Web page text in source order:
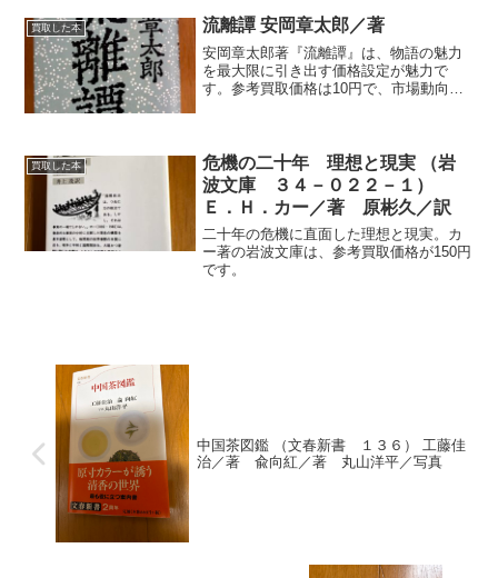
買取した本 流離譚 安岡章太郎／著
安岡章太郎著『流離譚』は、物語の魅力
を最大限に引き出す価格設定が魅力で
す。参考買取価格は10円で、市場動向に
買取した本
危機の二十年 理想と現実 （岩
波文庫 ３４－０２２－１）
Ｅ．Ｈ．カー／著 原彬久／訳
二十年の危機に直面した理想と現実。カ
ー著の岩波文庫は、参考買取価格が150円
です。
中国茶図鑑 （文春新書 １３６） 工藤佳
治／著 兪向紅／著 丸山洋平／写真